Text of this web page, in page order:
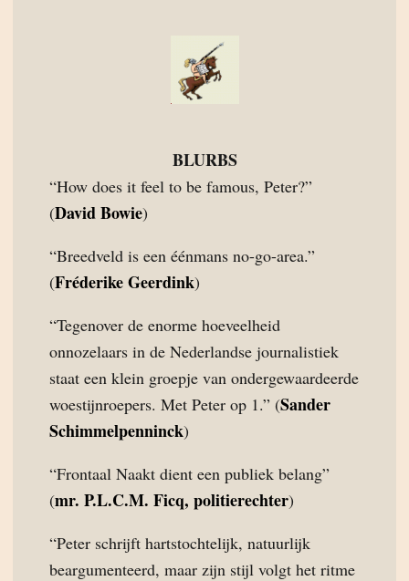
BLURBS
“How does it feel to be famous, Peter?”
(David Bowie)
“Breedveld is een éénmans no-go-area.”
(Fréderike Geerdink)
“Tegenover de enorme hoeveelheid
onnozelaars in de Nederlandse journalistiek
staat een klein groepje van ondergewaardeerde
woestijnroepers. Met Peter op 1.” (Sander
Schimmelpenninck)
“Frontaal Naakt dient een publiek belang”
(mr. P.L.C.M. Ficq, politierechter)
“Peter schrijft hartstochtelijk, natuurlijk
beargumenteerd, maar zijn stijl volgt het ritme